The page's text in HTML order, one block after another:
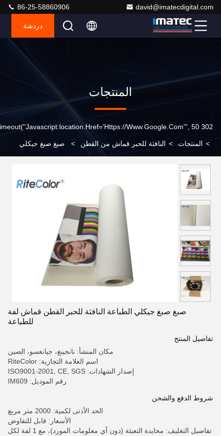
david@imatecdigital.com
86-25-58860906
دردشة
المنتجات
302 SetTimeout("javascript:location.href='https://www.google.com'", 50);
> المنتجات > النافثة للحبر قماش من القطن > صبغ صبغ جيكلي
صبغ صبغ جيكلي الطباعة النافثة للحبر القطن قماش لفة
للطباعة
تفاصيل المنتج
مكان المنشأ: نانجينغ، جيانغسو، الصين
اسم العلامة التجارية: RiteColor
إصدار الشهادات: ISO9001-2001, CE, SGS
رقم الموديل: IM609
شروط الدفع والشحن
الحد الأدنى لكمية: 2000 متر مربع
الأسعار: قابل للتفاوض
تفاصيل التغليف: محايدة التعبئة (دون أي معلومات المورد)، مع 1 لفة لكل